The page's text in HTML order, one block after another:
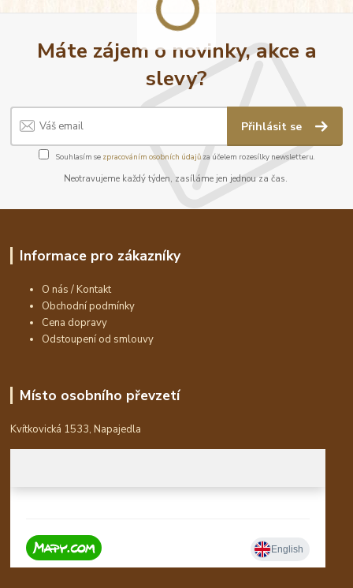
Máte zájem o novinky, akce a
slevy?
Přihlásit se
Souhlasím se zpracováním osobních údajůza účelem rozesílky newsletteru.
Neotravujeme každý týden, zasíláme jen jednou za čas.
Informace pro zákazníky
O nás / Kontakt
Obchodní podmínky
Cena dopravy
Odstoupení od smlouvy
Místo osobního převzetí
Kvítkovická 1533, Napajedla